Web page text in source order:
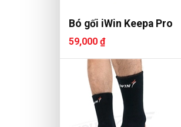
Bó gối iWin Keepa Pro
59,000 ₫